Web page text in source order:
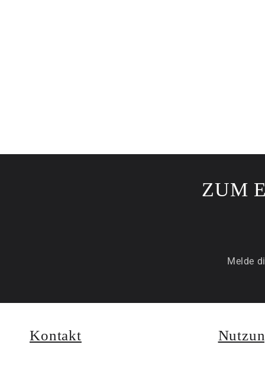
ZUM
Melde
Kontakt